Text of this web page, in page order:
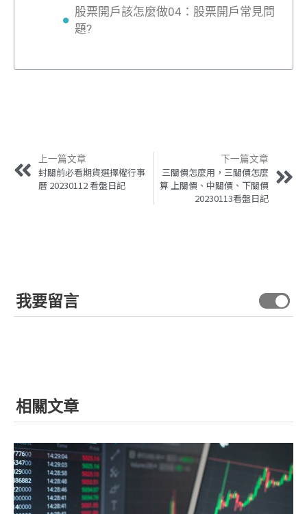
股票開戶該怎麼做04：股票開戶常見問
題?
上一篇文章
封關前必看期貨選擇權行事
曆 20230112 看盤日記
下一篇文章
三關價怎麼用，三關價怎麼
算 上關價、中關價、下關價
20230113看盤日記
我要留言
相關文章